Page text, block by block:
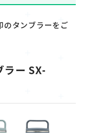
のタンブラーをご
ラー SX-